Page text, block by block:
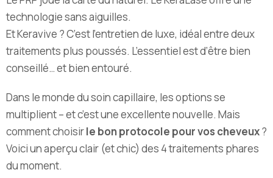
technologie sans aiguilles.
Et Keravive ? C’est l’entretien de luxe, idéal entre deux
traitements plus poussés. L’essentiel est d’être bien
conseillé… et bien entouré.
Dans le monde du soin capillaire, les options se
multiplient – et c’est une excellente nouvelle. Mais
comment choisirle bon protocole pour vos cheveux?
Voici un aperçu clair (et chic) des 4 traitements phares
du moment.